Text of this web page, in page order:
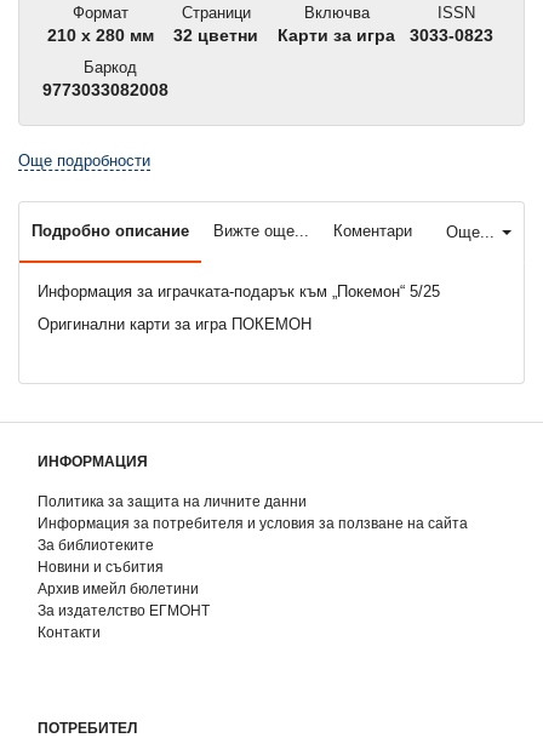
Формат
210 x 280 мм
Страници
32 цветни
Включва
Карти за игра
ISSN
3033-0823
Баркод
9773033082008
Още подробности
Още...
Подробно описание Вижте още... Коментари
Информация за играчката-подарък към „Покемон“ 5/25
Оригинални карти за игра ПОКЕМОН
ИНФОРМАЦИЯ
Политика за защита на личните данни
Информация за потребителя и условия за ползване на сайта
За библиотеките
Новини и събития
Архив имейл бюлетини
За издателство ЕГМОНТ
Контакти
ПОТРЕБИТЕЛ